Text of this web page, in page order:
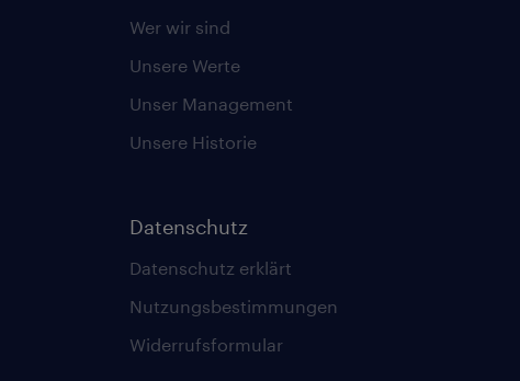
Wer wir sind
Unsere Werte
Unser Management
Unsere Historie
Datenschutz
Datenschutz erklärt
Nutzungsbestimmungen
Widerrufsformular